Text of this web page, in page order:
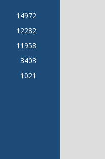
14972
12282
11958
3403
1021